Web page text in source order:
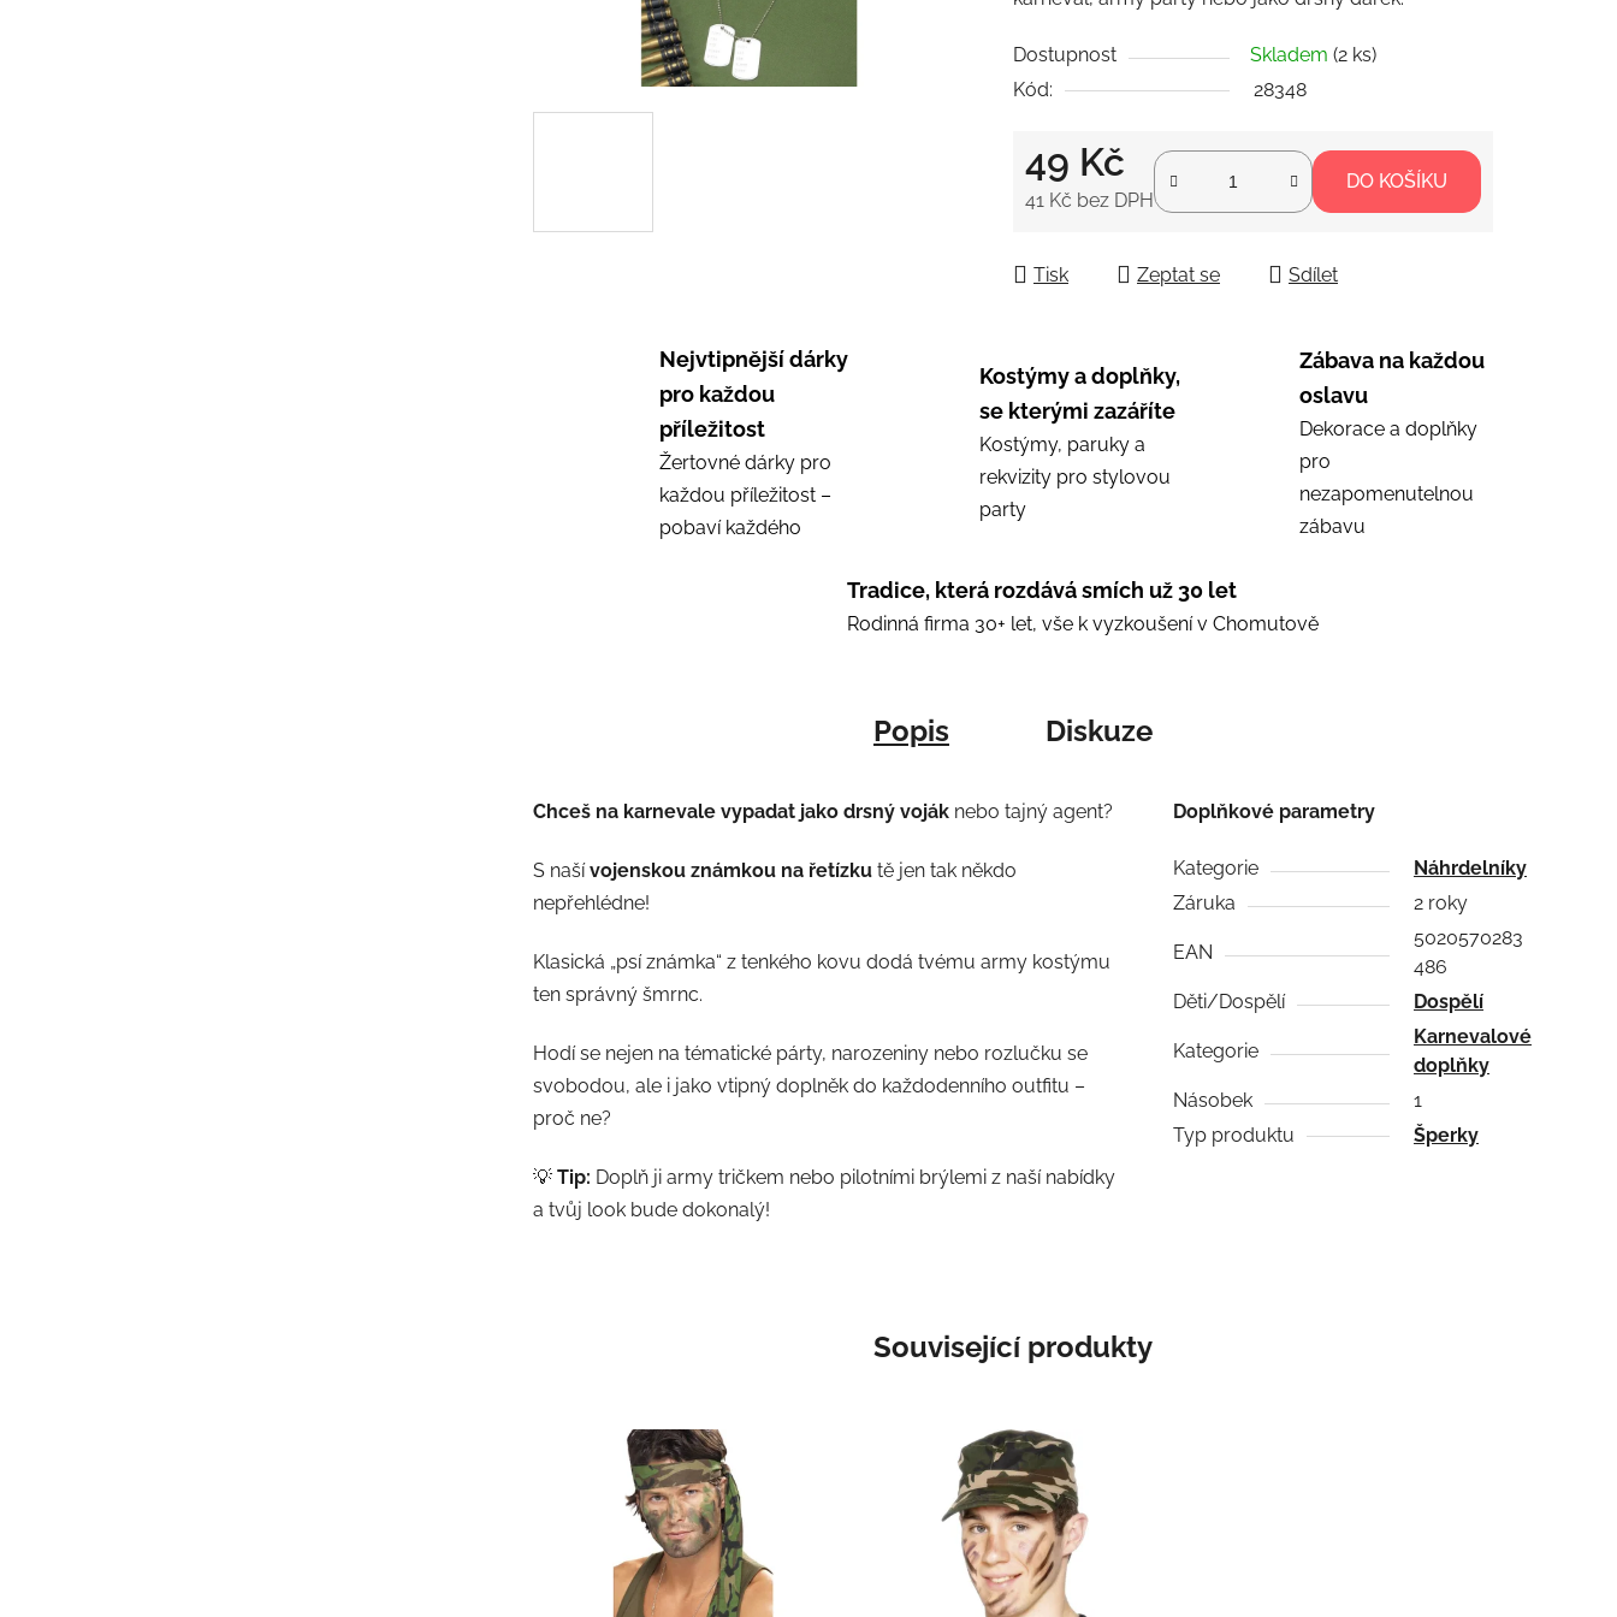
5
hvězdiček.
Dostupnost Skladem (2 ks)
Kód:
28348
49 Kč
41 Kč bez DPH
DO KOŠÍKU
Tisk Zeptat se Sdílet
Nejvtipnější dárky
pro každou
příležitost
Žertovné dárky pro
každou příležitost –
pobaví každého
Kostýmy a doplňky,
se kterými zazáříte
Kostýmy, paruky a
rekvizity pro stylovou
party
Zábava na každou
oslavu
Dekorace a doplňky
pro
nezapomenutelnou
zábavu
Tradice, která rozdává smích už 30 let
Rodinná firma 30+ let, vše k vyzkoušení v Chomutově
Popis Diskuze
Chceš na karnevale vypadat jako drsný voják nebo tajný agent?
S našívojenskou známkou na řetízku tě jen tak někdo
nepřehlédne!
Klasická „psí známka“ z tenkého kovu dodá tvému army kostýmu
ten správný šmrnc.
Hodí se nejen na tématické párty, narozeniny nebo rozlučku se
svobodou, ale i jako vtipný doplněk do každodenního outfitu –
proč ne?
💡 Tip: Doplň ji army tričkem nebo pilotními brýlemi z naší nabídky
a tvůj look bude dokonalý!
Doplňkové parametry
Kategorie
Náhrdelníky
Záruka
2 roky
EAN
5020570283
486
Děti/Dospělí
Dospělí
Kategorie
Karnevalové
doplňky
Násobek
1
Typ produktu
Šperky
Související produkty